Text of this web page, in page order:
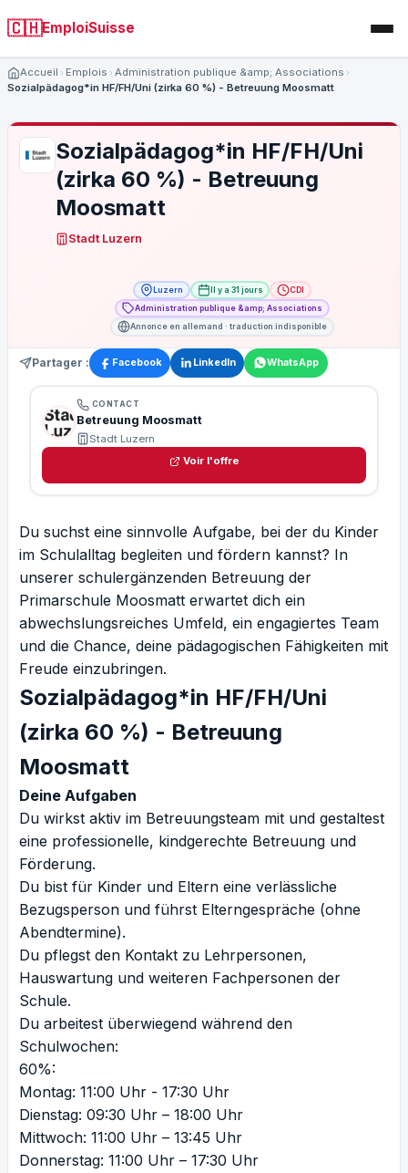
🇨🇭EmploiSuisse
Accueil Emplois
Administration publique &amp; Associations
Sozialpädagog*in HF/FH/Uni (zirka 60 %) - Betreuung Moosmatt
Sozialpädagog*in HF/FH/Uni
(zirka 60 %) - Betreuung
Moosmatt
Stadt Luzern
Luzern Il y a 31 jours
CDI
Administration publique &amp; Associations
Annonce en allemand · traduction indisponible
Partager : Facebook LinkedIn WhatsApp
CONTACT
Betreuung Moosmatt
Stadt Luzern
Voir l'offre
Du suchst eine sinnvolle Aufgabe, bei der du Kinder
im Schulalltag begleiten und fördern kannst? In
unserer schulergänzenden Betreuung der
Primarschule Moosmatt erwartet dich ein
abwechslungsreiches Umfeld, ein engagiertes Team
und die Chance, deine pädagogischen Fähigkeiten mit
Freude einzubringen.
Sozialpädagog*in HF/FH/Uni
(zirka 60 %) - Betreuung
Moosmatt
Deine Aufgaben
Du wirkst aktiv im Betreuungsteam mit und gestaltest
eine professionelle, kindgerechte Betreuung und
Förderung.
Du bist für Kinder und Eltern eine verlässliche
Bezugsperson und führst Elterngespräche (ohne
Abendtermine).
Du pflegst den Kontakt zu Lehrpersonen,
Hauswartung und weiteren Fachpersonen der
Schule.
Du arbeitest überwiegend während den
Schulwochen:
60%:
Montag: 11:00 Uhr - 17:30 Uhr
Dienstag: 09:30 Uhr – 18:00 Uhr
Mittwoch: 11:00 Uhr – 13:45 Uhr
Donnerstag: 11:00 Uhr – 17:30 Uhr